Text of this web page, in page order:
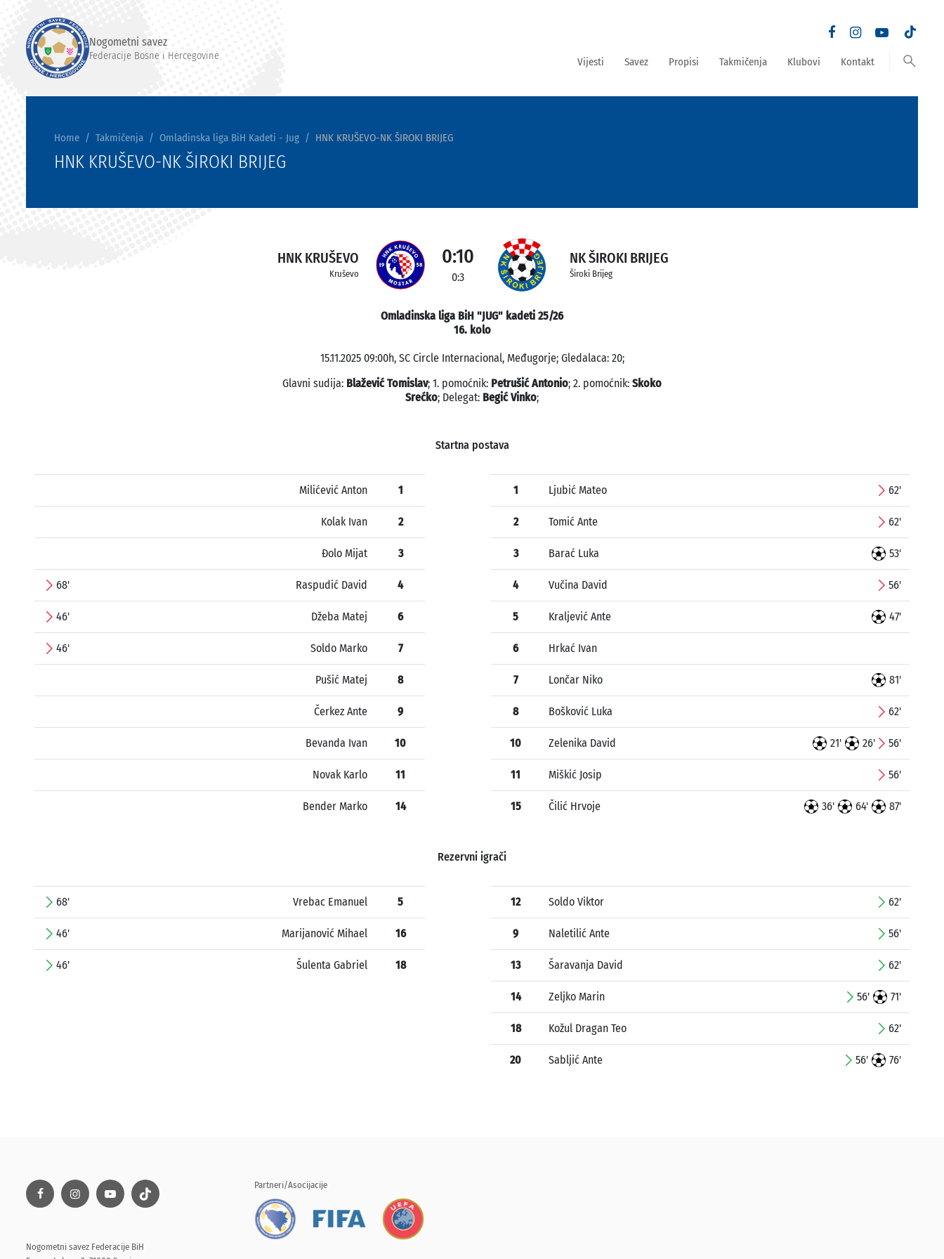
Nogometni savez
Federacije Bosne i Hercegovine Vijesti Savez Propisi Takmičenja Klubovi Kontakt search
Home Takmičenja Omladinska liga BiH Kadeti - Jug HNK KRUŠEVO-NK ŠIROKI BRIJEG
HNK KRUŠEVO-NK ŠIROKI BRIJEG
HNK KRUŠEVO
Kruševo
0:10
0:3
NK ŠIROKI BRIJEG
Široki Brijeg
Omladinska liga BiH "JUG" kadeti 25/26
16. kolo
15.11.2025 09:00h, SC Circle Internacional, Međugorje; Gledalaca: 20;
Glavni sudija: Blažević Tomislav; 1. pomoćnik: Petrušić Antonio; 2. pomoćnik: Skoko
Srećko; Delegat: Begić Vinko;
Startna postava
Milićević Anton 1
Kolak Ivan 2
Đolo Mijat 3
68' Raspudić David 4
46' Džeba Matej 6
46' Soldo Marko 7
Pušić Matej 8
Čerkez Ante 9
Bevanda Ivan 10
Novak Karlo 11
Bender Marko 14
1 Ljubić Mateo 62'
2 Tomić Ante 62'
3 Barać Luka 53'
4 Vučina David 56'
5 Kraljević Ante 47'
6 Hrkać Ivan
7 Lončar Niko 81'
8 Bošković Luka 62'
10 Zelenika David 21' 26' 56'
11 Miškić Josip 56'
15 Čilić Hrvoje 36' 64' 87'
Rezervni igrači
68' Vrebac Emanuel 5
46' Marijanović Mihael 16
46' Šulenta Gabriel 18
12 Soldo Viktor 62'
9 Naletilić Ante 56'
13 Šaravanja David 62'
14 Zeljko Marin 56' 71'
18 Kožul Dragan Teo 62'
20 Sabljić Ante 56' 76'
Nogometni savez Federacije BiH
Partneri/Asocijacije